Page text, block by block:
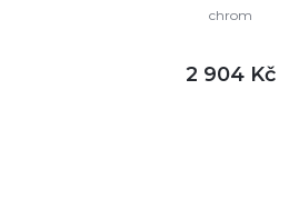
chrom
2 904 Kč